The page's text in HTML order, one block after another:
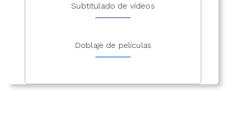
Subtitulado de vídeos
Doblaje de películas